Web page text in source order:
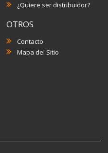
¿Quiere ser distribuidor?
OTROS
Contacto
Mapa del Sitio